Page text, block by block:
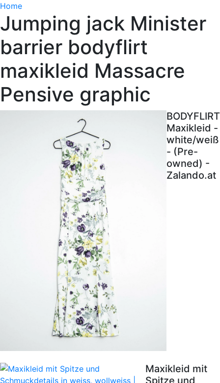
Home
Jumping jack Minister
barrier bodyflirt
maxikleid Massacre
Pensive graphic
BODYFLIRT
Maxikleid -
white/weiß
- (Pre-
owned) -
Zalando.at
Maxikleid mit